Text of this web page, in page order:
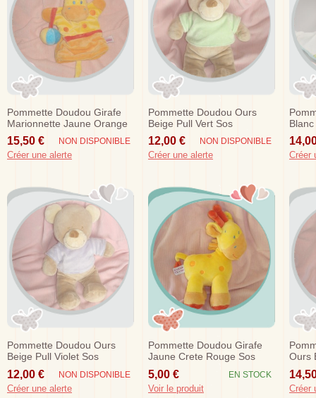
Pommette Doudou Girafe
Marionnette Jaune Orange
Ballon Sos
15,50 € NON DISPONIBLE
Créer une alerte
Pommette Doudou Ours
Beige Pull Vert Sos
12,00 € NON DISPONIBLE
Créer une alerte
Sos
Créer
Pommette Doudou Ours
Beige Pull Violet Sos
12,00 € NON DISPONIBLE
Créer une alerte
Pommette Doudou Girafe
Jaune Crete Rouge Sos
5,00 € EN STOCK
Voir le produit
Ours
Sos
Créer